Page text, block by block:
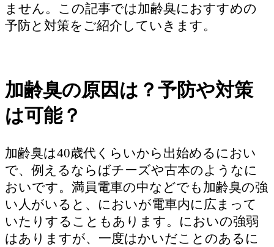
ません。この記事では加齢臭におすすめの
予防と対策をご紹介していきます。
加齢臭の原因は？予防や対策
は可能？
加齢臭は40歳代くらいから出始めるにおい
で、例えるならばチーズや古本のようなに
おいです。満員電車の中などでも加齢臭の強
い人がいると、においが電車内に広まって
いたりすることもあります。においの強弱
はありますが、一度はかいだことのあるに